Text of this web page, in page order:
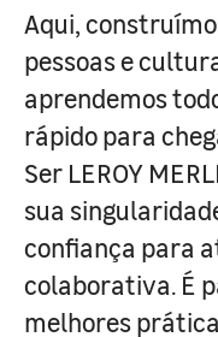
Aqui,
pessoas e
aprendemos
rápido para
Ser LEROY
sua
confiança para
colaborativa. É
melhores